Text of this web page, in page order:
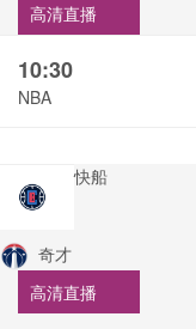
高清直播
10:30
NBA
快船
奇才
高清直播